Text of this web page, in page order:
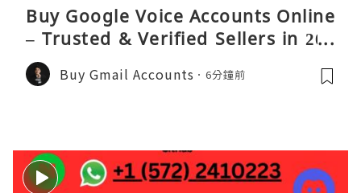
Buy Google Voice Accounts Online
– Trusted & Verified Sellers in 202
6
Buy Gmail Accounts 6分鐘前